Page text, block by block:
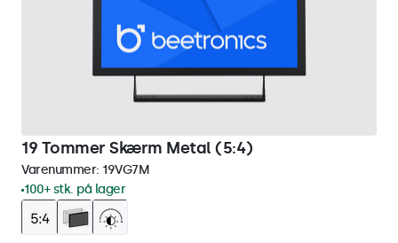
19 Tommer Skærm Metal (5:4)
Varenummer: 19VG7M
100+ stk. på lager